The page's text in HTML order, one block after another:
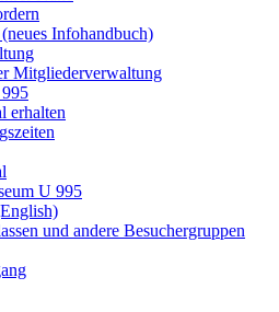
Infohandbuch)
Mitgliederverwaltung
erhalten
U 995
und andere Besuchergruppen